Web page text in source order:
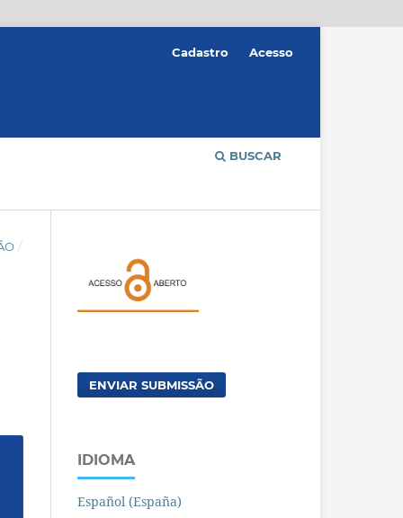
BUSCAR
Cadastro Acesso
/
ENVIAR SUBMISSÃO
IDIOMA
Español (España)